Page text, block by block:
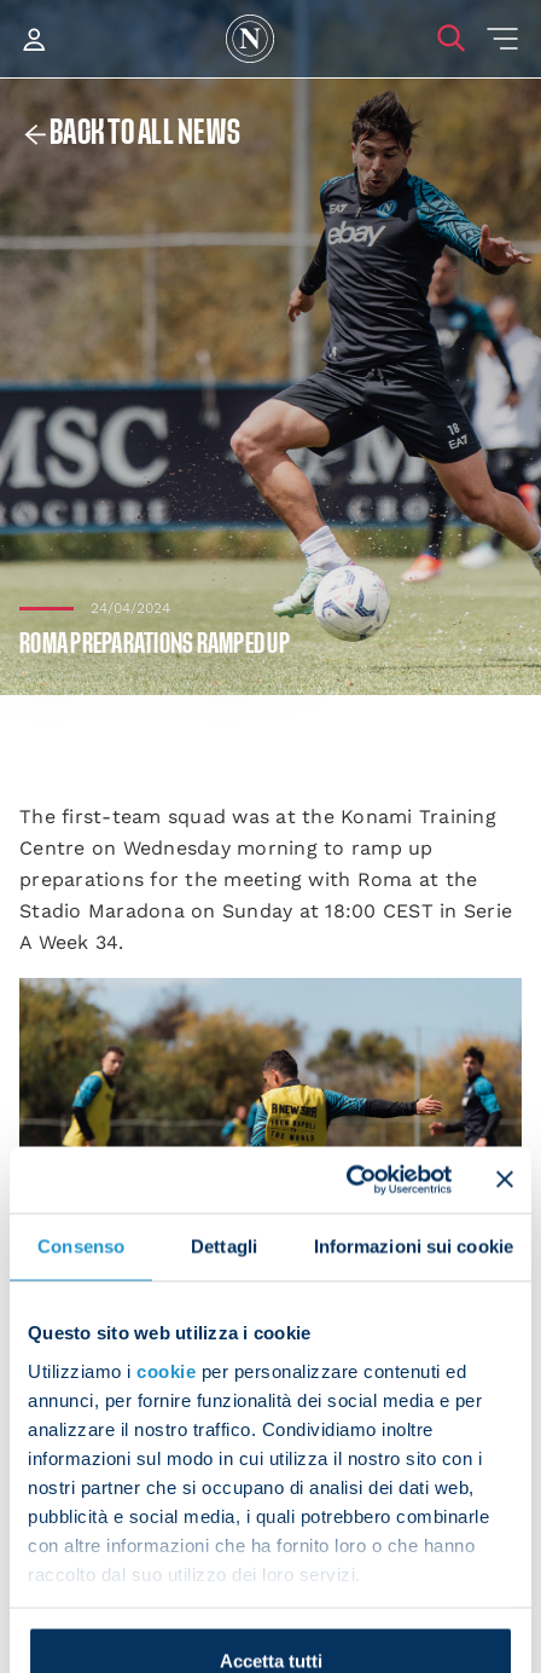
Consenso Dettagli Informazioni sui cookie
Questo sito web utilizza i cookie
Utilizziamo i cookie per personalizzare contenuti ed
annunci, per fornire funzionalità dei social media e per
analizzare il nostro traffico. Condividiamo inoltre
informazioni sul modo in cui utilizza il nostro sito con i
nostri partner che si occupano di analisi dei dati web,
pubblicità e social media, i quali potrebbero combinarle
con altre informazioni che ha fornito loro o che hanno
raccolto dal suo utilizzo dei loro servizi.
Accetta tutti
BACK TO ALL NEWS
24/04/2024
ROMA PREPARATIONS RAMPED UP
The first-team squad was at the Konami Training
Centre on Wednesday morning to ramp up
preparations for the meeting with Roma at the
Stadio Maradona on Sunday at 18:00 CEST in Serie
A Week 34.
The players trained on pitch two where they kicked
off with activation drills.
These were followed by a series of small-sided
games by position.
Mathias Olivera trained individually out on the
pitch.